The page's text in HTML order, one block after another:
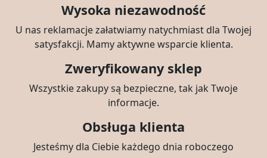
Wysoka niezawodność
U nas reklamacje załatwiamy natychmiast dla Twojej
satysfakcji. Mamy aktywne wsparcie klienta.
Zweryfikowany sklep
Wszystkie zakupy są bezpieczne, tak jak Twoje
informacje.
Obsługa klienta
Jesteśmy dla Ciebie każdego dnia roboczego